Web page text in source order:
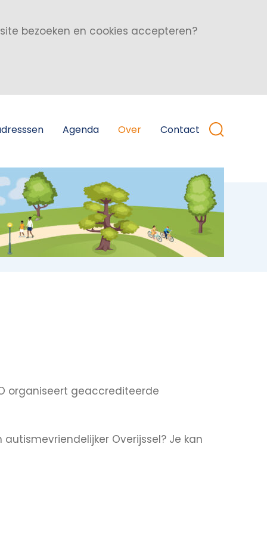
bezoeken en cookies accepteren?
Agenda Over Contact
organiseert geaccrediteerde
Overijssel? Je kan